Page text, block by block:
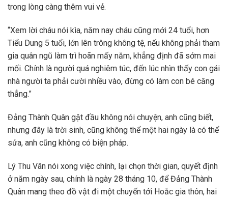
trong lòng càng thêm vui vẻ.
“Xem lời cháu nói kìa, năm nay cháu cũng mới 24 tuổi, hơn
Tiểu Dung 5 tuổi, lớn lên trông không tệ, nếu không phải tham
gia quân ngũ làm trì hoãn mấy năm, khẳng định đã sớm mai
mối. Chính là người quá nghiêm túc, đến lúc nhìn thấy con gái
nhà người ta phải cười nhiều vào, đừng có làm con bé căng
thẳng.”
Đảng Thành Quân gật đầu không nói chuyện, anh cũng biết,
nhưng đây là trời sinh, cũng không thể một hai ngày là có thể
sửa, anh cũng không có biện pháp.
Lý Thu Vân nói xong việc chính, lại chọn thời gian, quyết định
ở năm ngày sau, chính là ngày 28 tháng 10, để Đảng Thành
Quân mang theo đồ vật đi một chuyến tới Hoắc gia thôn, hai